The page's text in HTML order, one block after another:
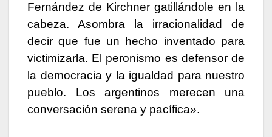
Fernández de Kirchner gatillándole en la
cabeza. Asombra la irracionalidad de
decir que fue un hecho inventado para
victimizarla. El peronismo es defensor de
la democracia y la igualdad para nuestro
pueblo. Los argentinos merecen una
conversación serena y pacífica».